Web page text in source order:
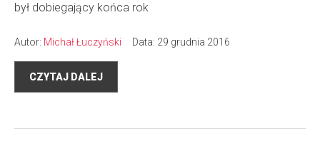
był dobiegający końca rok
Autor: Michał Łuczyński Data: 29 grudnia 2016
CZYTAJ DALEJ